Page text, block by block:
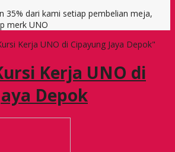
35% dari kami setiap pembelian meja,
merk UNO
Kerja UNO di Cipayung Jaya Depok"
Kerja UNO di
Depok